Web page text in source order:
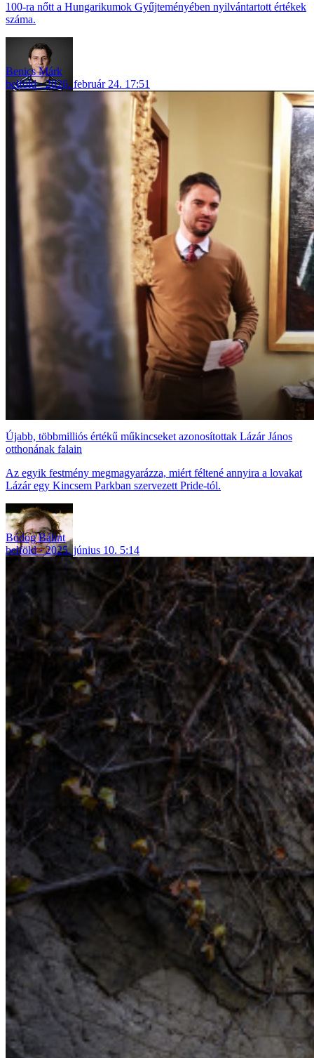
100-ra nőtt a Hungarikumok Gyűjteményében nyilvántartott értékek
száma.
Benics Márk
belföld
2026. február 24. 17:51
Újabb, többmilliós értékű műkincseket azonosítottak Lázár János
otthonának falain
Az egyik festmény megmagyarázza, miért féltené annyira a lovakat
Lázár egy Kincsem Parkban szervezett Pride-tól.
Bódog Bálint
belföld
2025. június 10. 5:14